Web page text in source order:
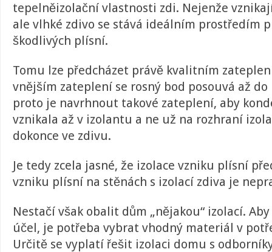
tepelněizolační vlastnosti zdi. Nejenže
ale vlhké zdivo se stává ideálním prostředím
škodlivých plísní.
Tomu lze předcházet právě kvalitním
vnějším zateplení se rosný bod posouvá až
proto je navrhnout takové zateplení, aby
vznikala až v izolantu a ne už na rozhraní
dokonce ve zdivu.
Je tedy zcela jasné, že izolace vzniku plísní
vzniku plísní na stěnách s izolací zdiva je
Nestačí však obalit dům „nějakou“ izolací.
účel, je potřeba vybrat vhodný materiál v
Určitě se vyplatí řešit izolaci domu s